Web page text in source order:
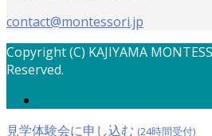
contact@montessori.jp
Copyright (C) KAJIYAMA
Reserved.
見学体験会に申し込む (24時間受付)